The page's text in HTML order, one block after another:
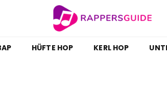
HÜFTE HOP KERL HOP